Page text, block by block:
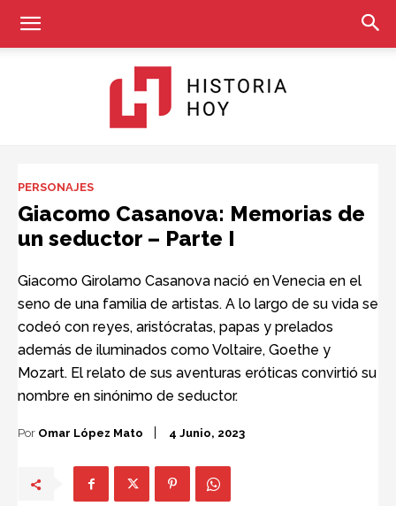
Hoy
PERSONAJES
Giacomo Casanova: Memorias de
un seductor – Parte I
Giacomo Girolamo Casanova nació en Venecia en el
seno de una familia de artistas. A lo largo de su vida se
codeó con reyes, aristócratas, papas y prelados
además de iluminados como Voltaire, Goethe y
Mozart. El relato de sus aventuras eróticas convirtió su
nombre en sinónimo de seductor.
Por Omar López Mato 4 Junio, 2023